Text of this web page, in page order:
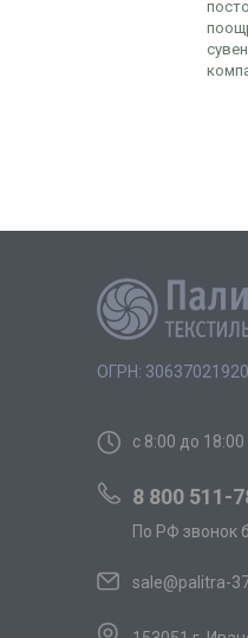
ОГРН:
с 8:00 до
8 800 511-
По РФ звонок
sale@palitra-